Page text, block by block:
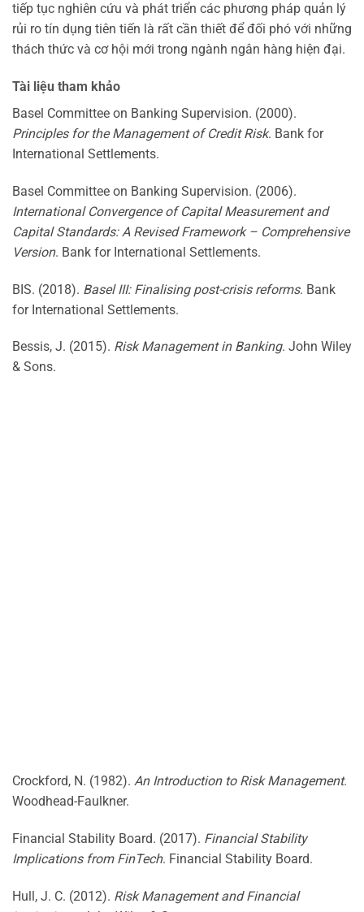
tiếp tục nghiên cứu và phát triển các phương pháp quản lý
rủi ro tín dụng tiên tiến là rất cần thiết để đối phó với những
thách thức và cơ hội mới trong ngành ngân hàng hiện đại.
Tài liệu tham khảo
Basel Committee on Banking Supervision. (2000).
Principles for the Management of Credit Risk. Bank for
International Settlements.
Basel Committee on Banking Supervision. (2006).
International Convergence of Capital Measurement and
Capital Standards: A Revised Framework – Comprehensive
Version. Bank for International Settlements.
BIS. (2018). Basel III: Finalising post-crisis reforms. Bank
for International Settlements.
Bessis, J. (2015). Risk Management in Banking. John Wiley
& Sons.
Crockford, N. (1982). An Introduction to Risk Management.
Woodhead-Faulkner.
Financial Stability Board. (2017). Financial Stability
Implications from FinTech. Financial Stability Board.
Hull, J. C. (2012). Risk Management and Financial